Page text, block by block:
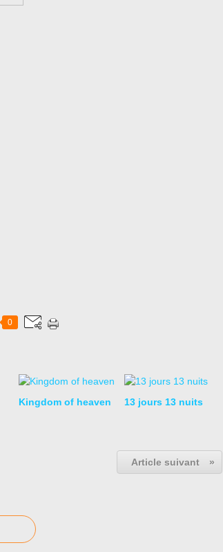
0
Kingdom of heaven 13 jours 13 nuits
Article suivant »